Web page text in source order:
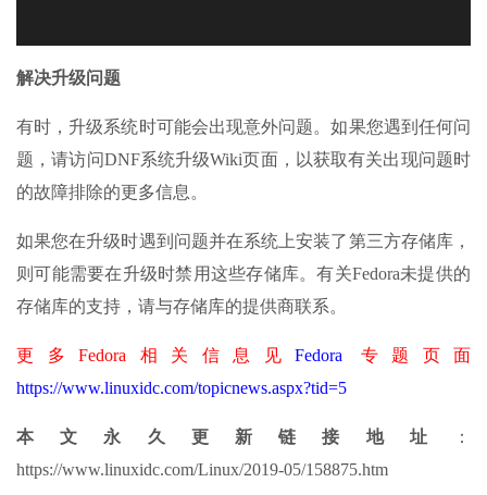
解决升级问题
有时，升级系统时可能会出现意外问题。如果您遇到任何问
题，请访问DNF系统升级Wiki页面，以获取有关出现问题时
的故障排除的更多信息。
如果您在升级时遇到问题并在系统上安装了第三方存储库，
则可能需要在升级时禁用这些存储库。有关Fedora未提供的
存储库的支持，请与存储库的提供商联系。
更多Fedora相关信息见 Fedora 专题页面
https://www.linuxidc.com/topicnews.aspx?tid=5
本文永久更新链接地址
：
https://www.linuxidc.com/Linux/2019-05/158875.htm